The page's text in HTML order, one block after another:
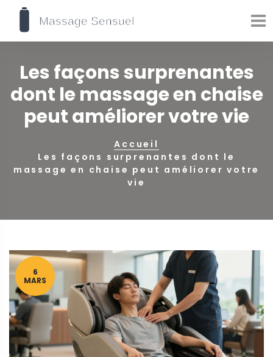
Les façons surprenantes
dont le massage en chaise
peut améliorer votre vie
Accueil
Les façons surprenantes dont le
massage en chaise peut améliorer votre
vie
6
MARS